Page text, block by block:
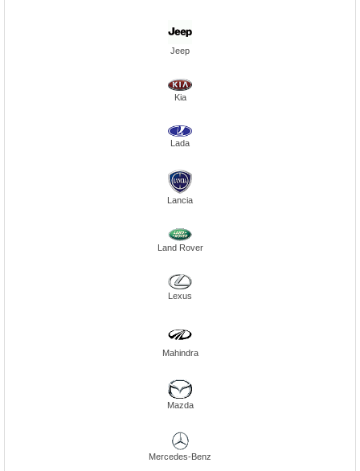
Jeep
Kia
Lada
Lancia
Land Rover
Lexus
Mahindra
Mazda
Mercedes-Benz